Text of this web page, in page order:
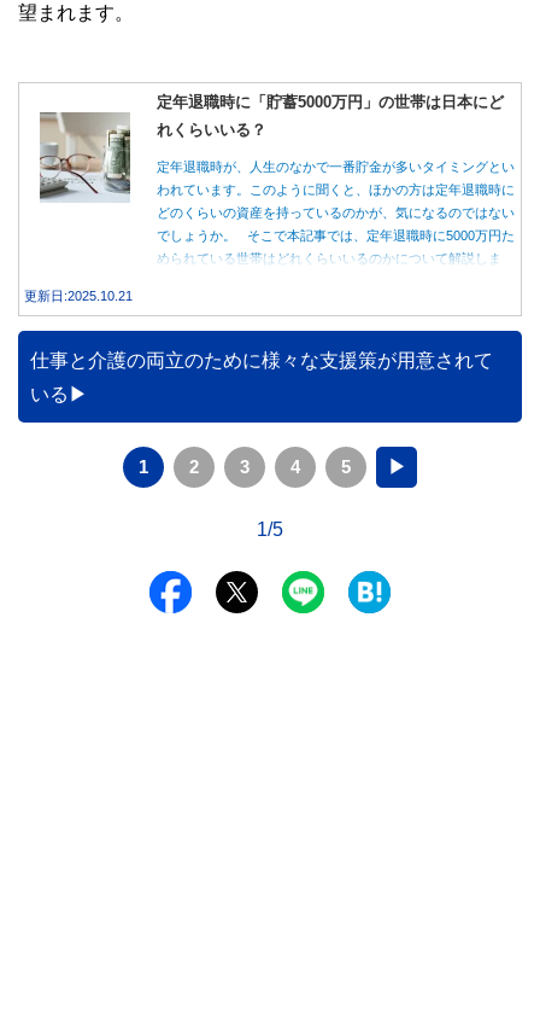
望まれます。
定年退職時に「貯蓄5000万円」の世帯は日本にど
れくらいいる？
定年退職時が、人生のなかで一番貯金が多いタイミングとい
われています。このように聞くと、ほかの方は定年退職時に
どのくらいの資産を持っているのかが、気になるのではない
でしょうか。 そこで本記事では、定年退職時に5000万円た
められている世帯はどれくらいいるのかについて解説しま
更新日:2025.10.21
仕事と介護の両立のために様々な支援策が用意されて
いる
1 2 3 4 5 ▶
1/5